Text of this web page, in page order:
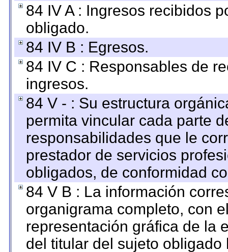
84 IV A : Ingresos recibidos
obligado.
84 IV B : Egresos.
84 IV C : Responsables de
ingresos.
84 V - : Su estructura
permita vincular cada parte
responsabilidades que le
prestador de servicios
obligados, de conformidad
84 V B : La información
organigrama completo, con
representación gráfica de la
del titular del sujeto